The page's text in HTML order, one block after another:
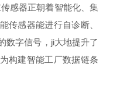
感器正朝着智能化、集
传感器能进行自诊断、
数字信号，ji大地提升了
构建智能工厂数据链条